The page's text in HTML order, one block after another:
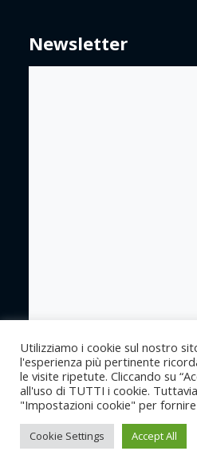
Newsletter
Utilizziamo i cookie sul nostro
l'esperienza più pertinente
le visite ripetute. Cliccando su
all'uso di TUTTI i cookie.
"Impostazioni cookie" per
Cookie Settings Accept All